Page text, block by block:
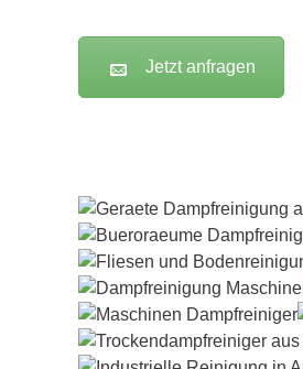
Jetzt anfragen